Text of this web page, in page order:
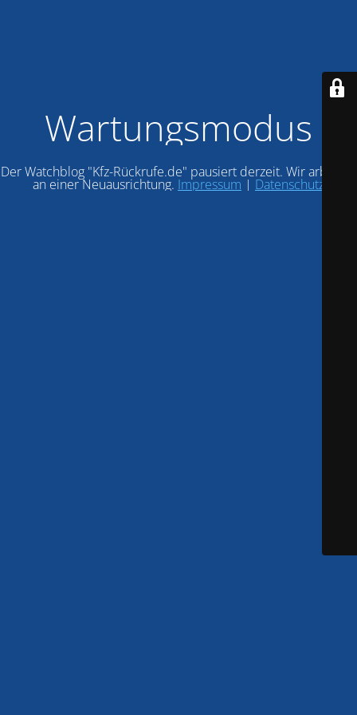
Wartungsmodus
Der Watchblog "Kfz-Rückrufe.de" pausiert derzeit. Wir arbeiten
an einer Neuausrichtung. Impressum | Datenschutz